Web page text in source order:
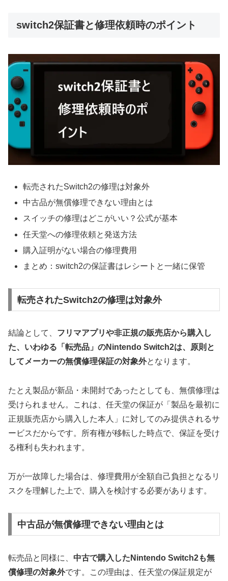
switch2保証書と修理依頼時のポイント
転売されたSwitch2の修理は対象外
中古品が無償修理できない理由とは
スイッチの修理はどこがいい？公式が基本
任天堂への修理依頼と発送方法
購入証明がない場合の修理費用
まとめ：switch2の保証書はレシートと一緒に保管
転売されたSwitch2の修理は対象外
結論として、 フリマアプリや非正規の販売店から購入し
た、いわゆる「転売品」のNintendo Switch2は、原則と
してメーカーの無償修理保証の対象外となります。
たとえ製品が新品・未開封であったとしても、無償修理は
受けられません。これは、任天堂の保証が 「製品を最初に
正規販売店から購入した本人」に対してのみ提供されるサ
ービスだからです。所有権が移転した時点で、保証を受け
る権利も失われます。
万が一故障した場合は、修理費用が全額自己負担となるリ
スクを理解した上で、購入を検討する必要があります。
中古品が無償修理できない理由とは
転売品と同様に、 中古で購入したNintendo Switch2も無
償修理の対象外です。この理由は、任天堂の保証規定が